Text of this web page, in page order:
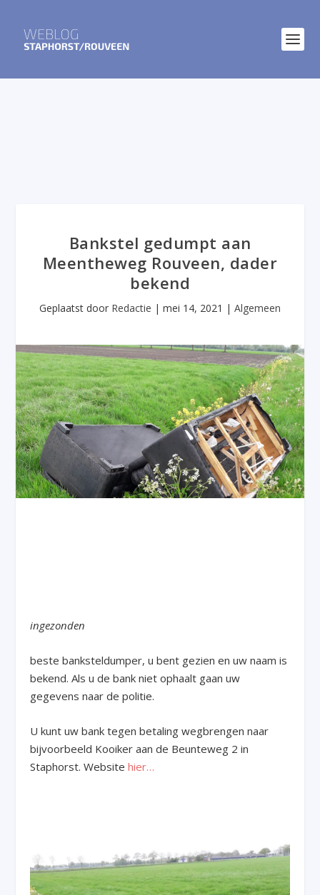
Bankstel gedumpt aan
Meentheweg Rouveen, dader
bekend
Geplaatst door Redactie | mei 14, 2021 | Algemeen
ingezonden
beste banksteldumper, u bent gezien en uw naam is
bekend. Als u de bank niet ophaalt gaan uw
gegevens naar de politie.
U kunt uw bank tegen betaling wegbrengen naar
bijvoorbeeld Kooiker aan de Beunteweg 2 in
Staphorst. Websitehier…